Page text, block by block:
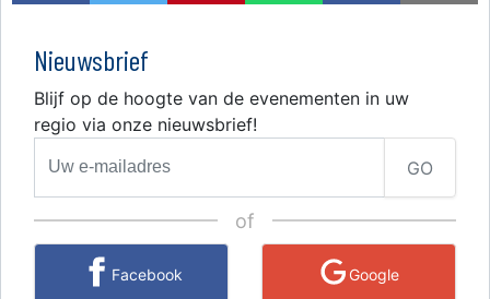
Nieuwsbrief
Blijf op de hoogte van de evenementen in uw
regio via onze nieuwsbrief!
GO
of
Facebook Google